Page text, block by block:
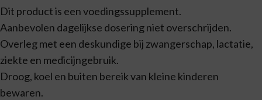
Dit product is een voedingssupplement.
Aanbevolen dagelijkse dosering niet overschrijden.
Overleg met een deskundige bij zwangerschap, lactatie,
ziekte en medicijngebruik.
Droog, koel en buiten bereik van kleine kinderen
bewaren.